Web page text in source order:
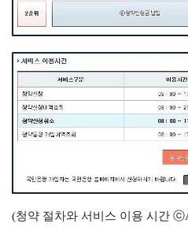
(청약 절차와 서비스 이용 시간